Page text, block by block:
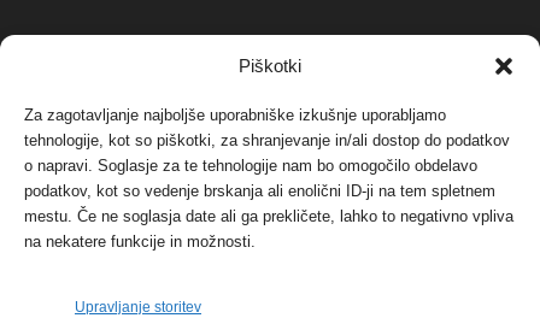
Piškotki
Za zagotavljanje najboljše uporabniške izkušnje uporabljamo
tehnologije, kot so piškotki, za shranjevanje in/ali dostop do podatkov
o napravi. Soglasje za te tehnologije nam bo omogočilo obdelavo
podatkov, kot so vedenje brskanja ali enolični ID-ji na tem spletnem
mestu. Če ne soglasja date ali ga prekličete, lahko to negativno vpliva
na nekatere funkcije in možnosti.
Upravljanje storitev
NAJBOLJ KOMENTIRANO
Protest proti vetrnim elektrarnam na Ojstrici, v
svetu pa vedno bolj...
Dogodki 12. maja, 2017
Tožilstvo v Celovcu v korist elektrarnam
Verbund